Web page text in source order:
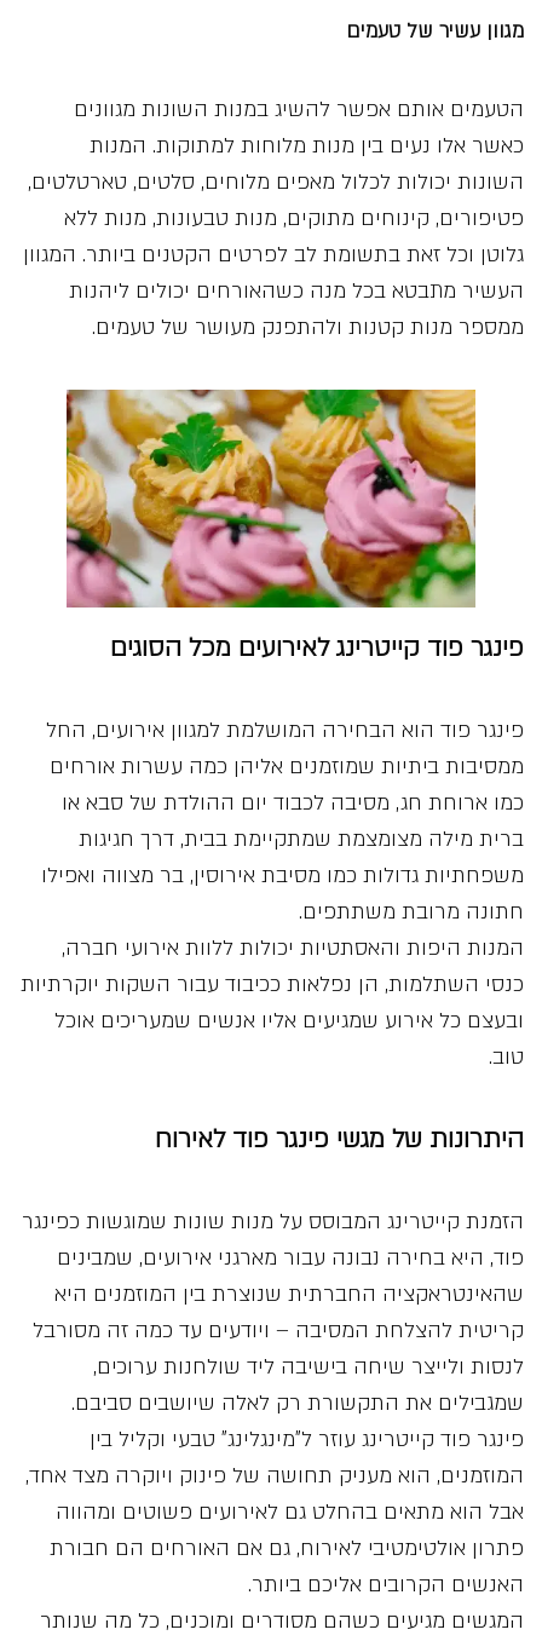
מגוון עשיר של טעמים
הטעמים אותם אפשר להשיג במנות השונות מגוונים
כאשר אלו נעים בין מנות מלוחות למתוקות. המנות
השונות יכולות לכלול מאפים מלוחים, סלטים, טארטלטים,
פטיפורים, קינוחים מתוקים, מנות טבעונות, מנות ללא
גלוטן וכל זאת בתשומת לב לפרטים הקטנים ביותר. המגוון
העשיר מתבטא בכל מנה כשהאורחים יכולים ליהנות
ממספר מנות קטנות ולהתפנק מעושר של טעמים.
פינגר פוד קייטרינג לאירועים מכל הסוגים
פינגר פוד הוא הבחירה המושלמת למגוון אירועים, החל
ממסיבות ביתיות שמוזמנים אליהן כמה עשרות אורחים
כמו ארוחת חג, מסיבה לכבוד יום ההולדת של סבא או
ברית מילה מצומצמת שמתקיימת בבית, דרך חגיגות
משפחתיות גדולות כמו מסיבת אירוסין, בר מצווה ואפילו
חתונה מרובת משתתפים.
המנות היפות והאסתטיות יכולות ללוות אירועי חברה,
כנסי השתלמות, הן נפלאות ככיבוד עבור השקות יוקרתיות
ובעצם כל אירוע שמגיעים אליו אנשים שמעריכים אוכל
טוב.
היתרונות של מגשי פינגר פוד לאירוח
הזמנת קייטרינג המבוסס על מנות שונות שמוגשות כפינגר
פוד, היא בחירה נבונה עבור מארגני אירועים, שמבינים
שהאינטראקציה החברתית שנוצרת בין המוזמנים היא
קריטית להצלחת המסיבה – ויודעים עד כמה זה מסורבל
לנסות ולייצר שיחה בישיבה ליד שולחנות ערוכים,
שמגבילים את התקשורת רק לאלה שיושבים סביבם.
פינגר פוד קייטרינג עוזר ל”מינגלינג” טבעי וקליל בין
המוזמנים, הוא מעניק תחושה של פינוק ויוקרה מצד אחד,
אבל הוא מתאים בהחלט גם לאירועים פשוטים ומהווה
פתרון אולטימטיבי לאירוח, גם אם האורחים הם חבורת
האנשים הקרובים אליכם ביותר.
המגשים מגיעים כשהם מסודרים ומוכנים, כל מה שנותר